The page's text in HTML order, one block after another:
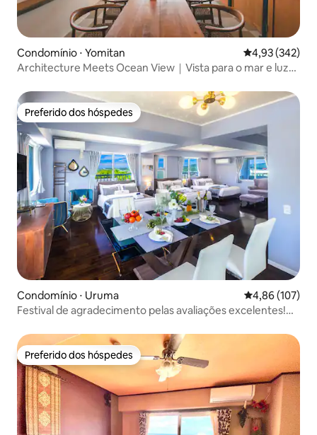
Condomínio ⋅ Yomitan 4,93 de uma
4,93 (342)
Architecture Meets Ocean View｜Vista para o mar e luz
Preferido dos hóspedes
Preferido dos hóspedes
Condomínio ⋅ Uruma 4,86 de uma
4,86 (107)
Festival de agradecimento pelas avaliações excelentes!
com fácil acesso a Onna, Chatan e Nago!
Preferido dos hóspedes
Preferido dos hóspedes